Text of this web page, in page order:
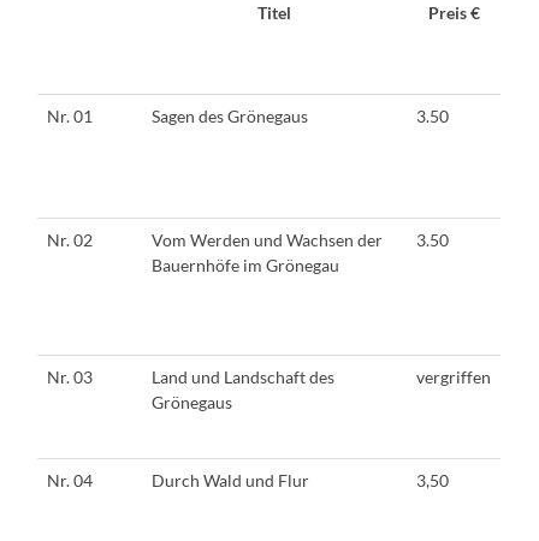
Titel Preis €
Nr. 01 Sagen des Grönegaus 3.50
Nr. 02
Vom Werden und Wachsen der
Bauernhöfe im Grönegau
3.50
Nr. 03
Land und Landschaft des
Grönegaus
vergriffen
Nr. 04 Durch Wald und Flur 3,50